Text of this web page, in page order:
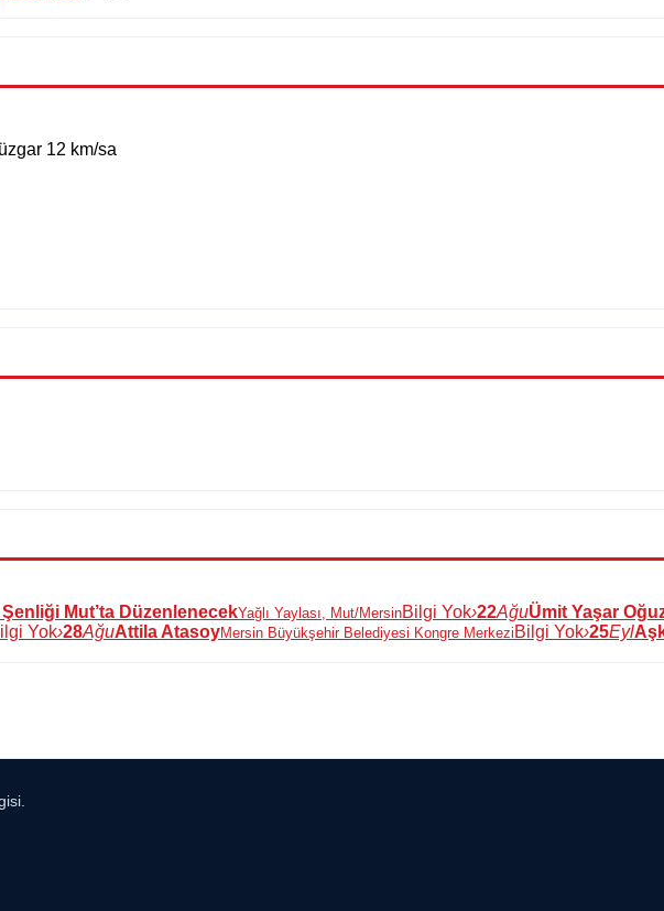
12 km/sa
Mut’ta DüzenlenecekYağlı Yaylası, Mut/MersinBilgi Yok›22AğuÜmit Yaşar
Yok›28AğuAttila AtasoyMersin Büyükşehir Belediyesi Kongre Merkezi Bilgi Yok›25Eyl